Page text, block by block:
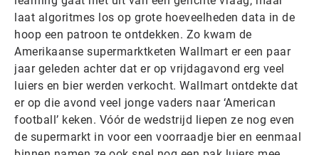
laat algoritmes los op grote hoeveelheden data in de
hoop een patroon te ontdekken. Zo kwam de
Amerikaanse supermarktketen Wallmart er een paar
jaar geleden achter dat er op vrijdagavond erg veel
luiers en bier werden verkocht. Wallmart ontdekte dat
er op die avond veel jonge vaders naar ‘American
football’ keken. Vóór de wedstrijd liepen ze nog even
de supermarkt in voor een voorraadje bier en eenmaal